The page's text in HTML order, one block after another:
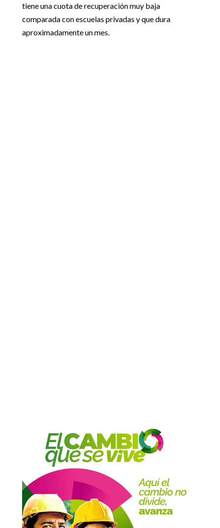
tiene una cuota de recuperación muy baja
comparada con escuelas privadas y que dura
aproximadamente un mes.